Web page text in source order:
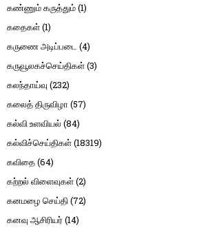
கண்ணும் கருத்தும்(1)
கதைகள்(1)
கருணை அடிப்படை (4)
கருவூலகச்செய்திகள்(3)
கலந்தாய்வு (232)
கலைத் திருவிழா (57)
கல்வி உளவியல் (84)
கல்விச்செய்திகள்(18319)
கவிதை(64)
கற்றல் விளைவுகள்(2)
கனமழை செய்தி(72)
கனவு ஆசிரியர் (14)